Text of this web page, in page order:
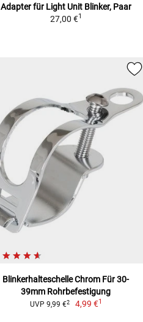
Adapter für Light Unit Blinker, Paar
27,00 €1
Blinkerhalteschelle Chrom Für 30-
39mm Rohrbefestigung
UVP 9,99 €2 4,99 €1